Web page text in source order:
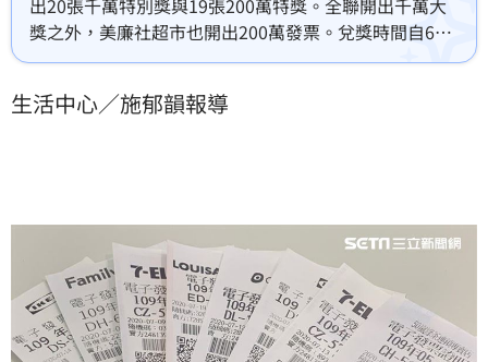
出20張千萬特別獎與19張200萬特獎。全聯開出千萬大
獎之外，美廉社超市也開出200萬發票。兌獎時間自6月
6日到9月5日，財政部提醒中獎人注意兌領時間，別和
生活中心／施郁韻報導